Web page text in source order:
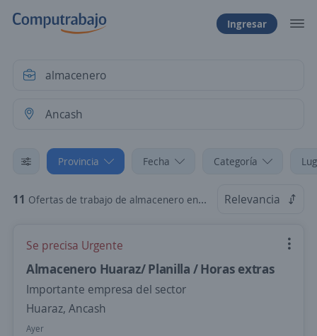
Ingresar
Provincia Fecha Categoría
11 Ofertas de trabajo de almacenero en Ancash Relevancia
Se precisa Urgente
Almacenero Huaraz/ Planilla / Horas extras
Importante empresa del sector
Huaraz, Ancash
Ayer